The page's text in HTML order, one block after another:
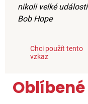
nikoli velké
Bob Hope
Chci použít tento
vzkaz